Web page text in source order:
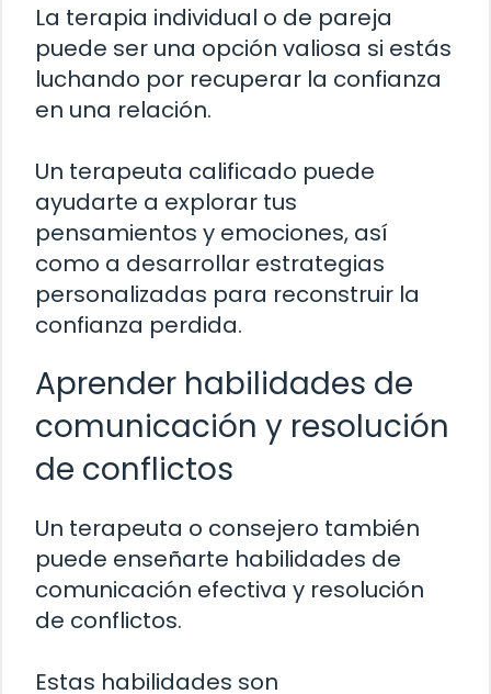
La terapia individual o de pareja
puede ser una opción valiosa si estás
luchando por recuperar la confianza
en una relación.
Un terapeuta calificado puede
ayudarte a explorar tus
pensamientos y emociones, así
como a desarrollar estrategias
personalizadas para reconstruir la
confianza perdida.
Aprender habilidades de
comunicación y resolución
de conflictos
Un terapeuta o consejero también
puede enseñarte habilidades de
comunicación efectiva y resolución
de conflictos.
Estas habilidades son